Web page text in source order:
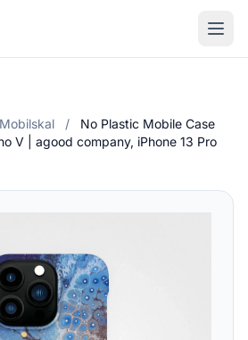
Mobilskal /
No Plastic Mobile Case
V | agood company, iPhone 13 Pro